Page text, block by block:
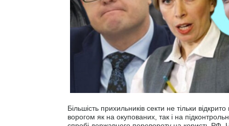
Більшість прихильників секти не тільки
ворогом як на окупованих, так і на